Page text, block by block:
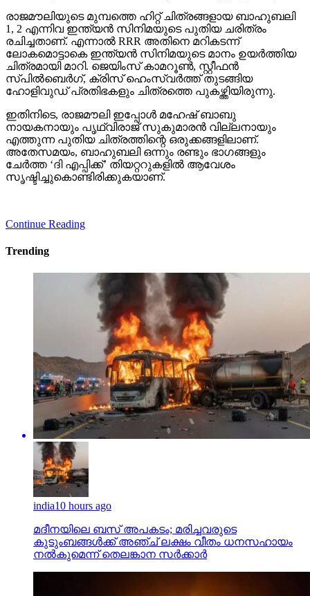
രാജമൗലിയുടെ മുമ്പത്തെ ഹിറ്റ് ചിത്രങ്ങളായ ബാഹുബലി
1, 2 എന്നിവ ഇന്ത്യന്‍ സിനിമയുടെ പുതിയ ചരിത്രം
രചിച്ചതാണ്. എന്നാല്‍ RRR അതിനെ മറികടന്ന്
ലോകമൊട്ടാകെ ഇന്ത്യന്‍ സിനിമയുടെ മാനം ഉയര്‍ത്തിയ
ചിത്രമായി മാറി. ജെയിംസ് കാമറൂണ്‍, സ്റ്റീഫന്‍
സ്പില്‍ബെര്‍ഗ്, ക്രിസ് ഹെംസ്വര്‍ത്ത് തുടങ്ങിയ
ഹോളിവുഡ് പ്രതിഭകളും ചിത്രത്തെ പുകഴ്ത്തിയിരുന്നു.
ഇതിനിടെ, രാജമൗലി ഇപ്പോള്‍ മഹേഷ് ബാബു
നായകനായും പൃഥ്വിരാജ് സുകുമാരന്‍ വില്ലനായും
എത്തുന്ന പുതിയ ചിത്രത്തിന്റെ ഒരുക്കങ്ങളിലാണ്.
അതേസമയം, ബാഹുബലി ഒന്നും രണ്ടും ഭാഗങ്ങളും
ചേര്‍ത്ത ‘ദി എപ്പിക്ക്’ തിയറ്ററുകളില്‍ ആവേശം
സൃഷ്ടിച്ചുകൊണ്ടിരിക്കുകയാണ്.
Continue Reading
Trending
india10 hours ago
മദീനയിലെ ബസ് അപകടം; മരിച്ചവരുടെ
കുടുംബങ്ങള്‍ക്ക് അഞ്ച് ലക്ഷം വീതം ധനസഹായം
നല്‍കുമെന്ന് തെലങ്കാന സര്‍ക്കാര്‍